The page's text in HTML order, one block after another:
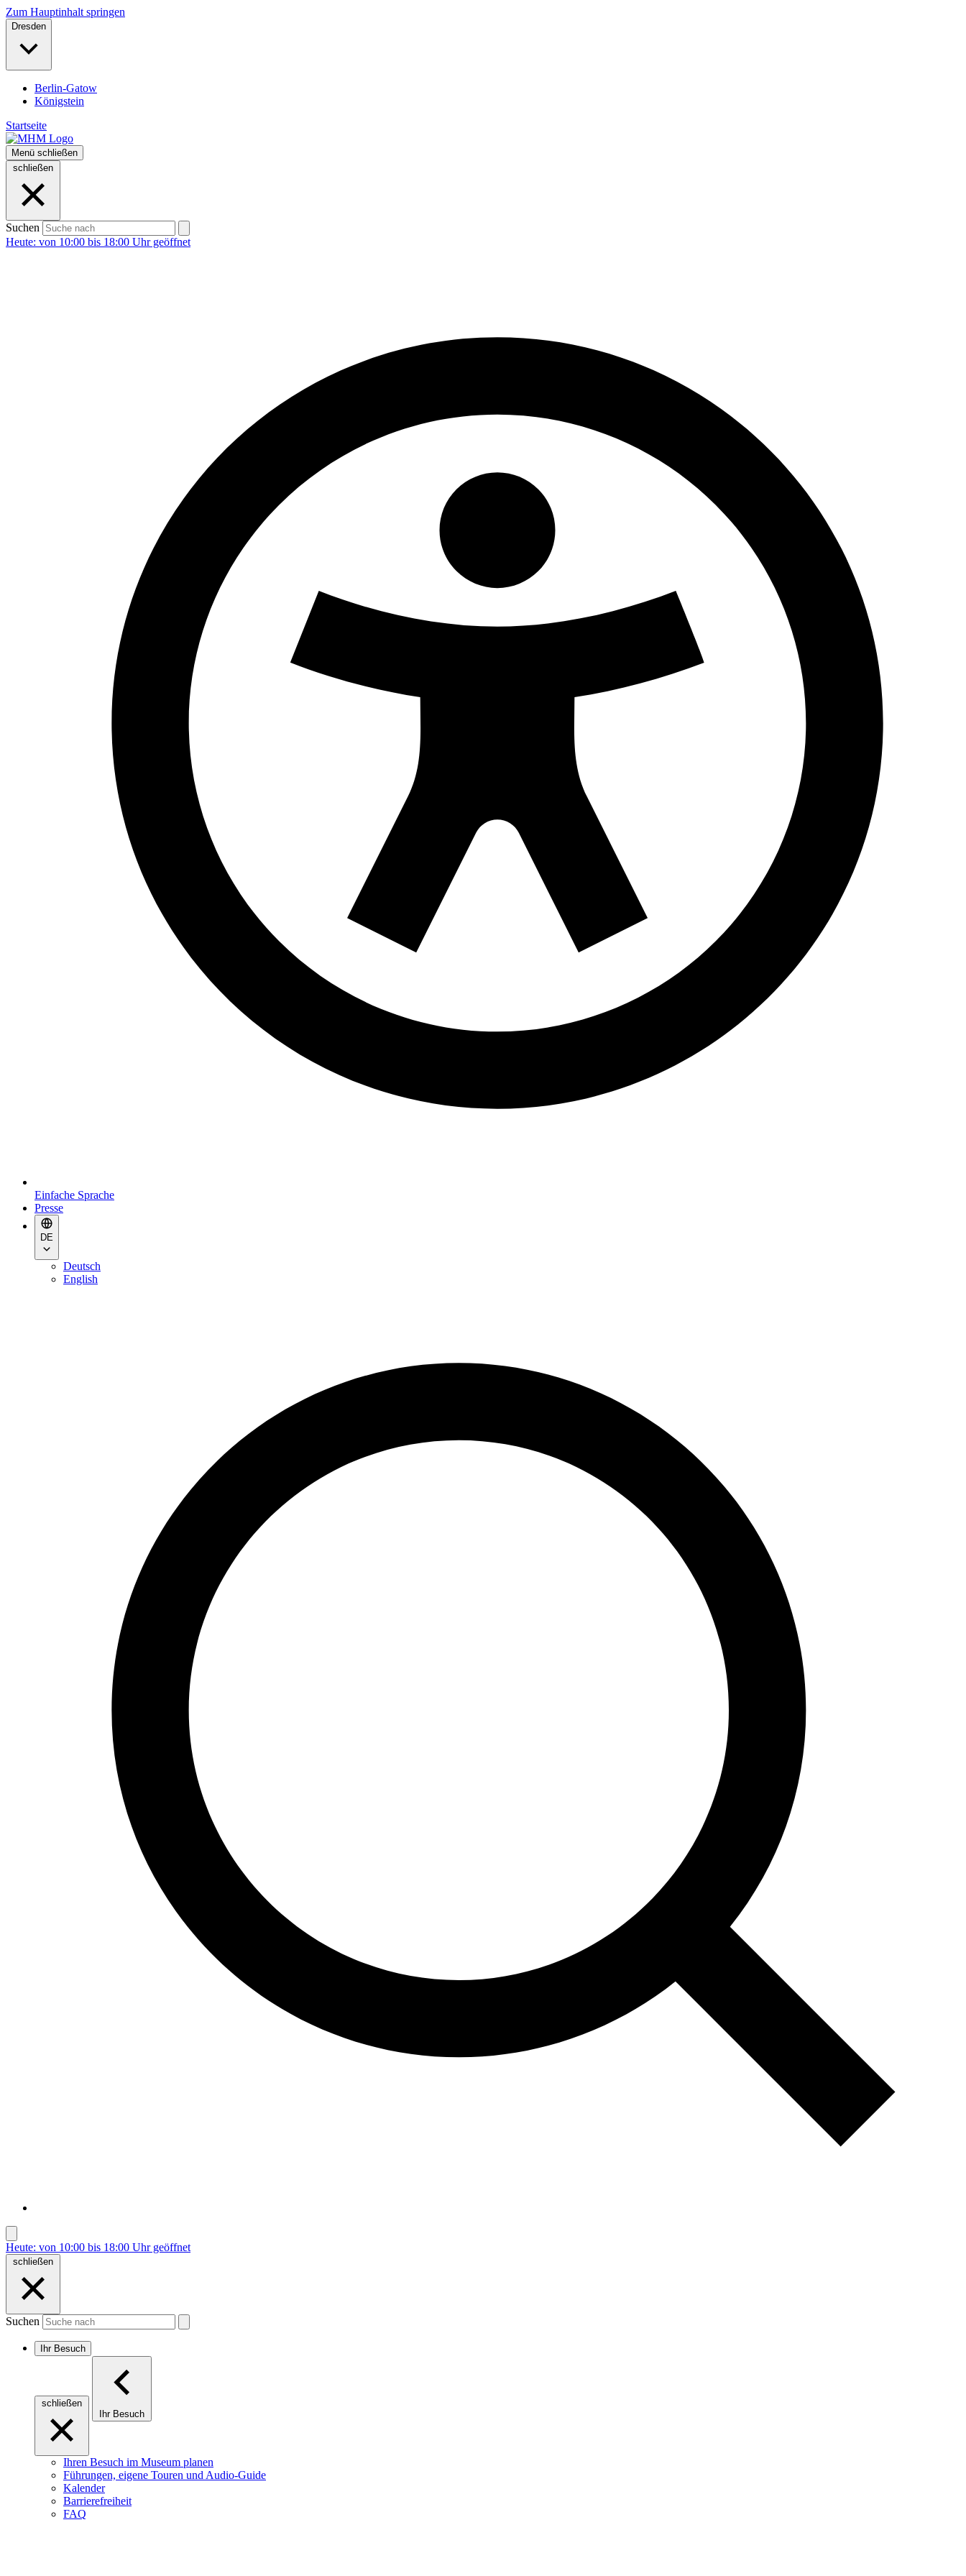
Zum Hauptinhalt springen
Dresden
Berlin-Gatow
Königstein
Startseite
Menü schließen
schließen
Suchen
Heute: von 10:00 bis 18:00 Uhr geöffnet
Einfache Sprache
Presse
DE
Deutsch
English
Heute: von 10:00 bis 18:00 Uhr geöffnet
schließen
Suchen
Ihr Besuch
schließen
Ihr Besuch
Ihren Besuch im Museum planen
Führungen, eigene Touren und Audio-Guide
Kalender
Barrierefreiheit
FAQ